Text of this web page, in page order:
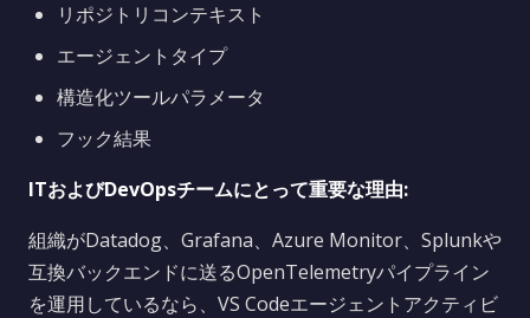
リポジトリコンテキスト
エージェントタイプ
構造化ツールパラメータ
フック結果
ITおよびDevOpsチームにとって重要な理由:
組織がDatadog、Grafana、Azure Monitor、Splunkや
互換バックエンドに送るOpenTelemetryパイプライン
を運用しているなら、VS Codeエージェントアクティビ